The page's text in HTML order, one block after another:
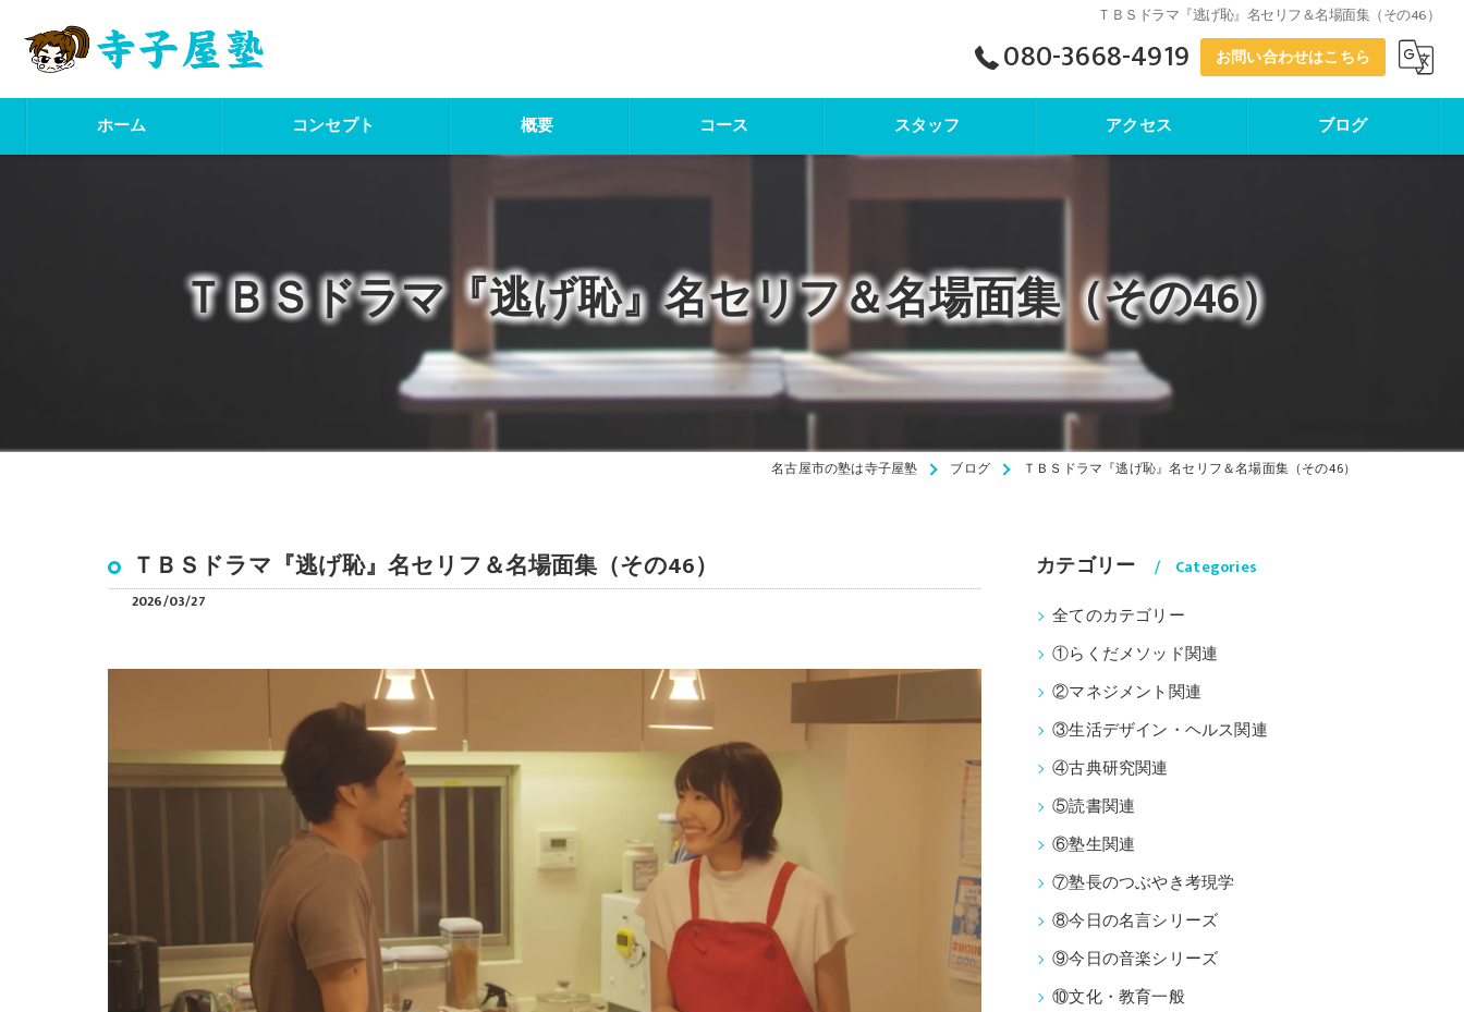
ＴＢＳドラマ『逃げ恥』名セリフ＆名場面集（その46）
080-3668-4919 お問い合わせはこちら
ホーム コンセプト 概要 コース スタッフ アクセス
寺子屋塾
ブログ
ＴＢＳドラマ『逃げ恥』名セリフ＆名場面集（その46）
名古屋市の塾は寺子屋塾 ブログ ＴＢＳドラマ『逃げ恥』名セリフ＆名場面集（その46）
ＴＢＳドラマ『逃げ恥』名セリフ＆名場面集（その46）
2026/03/27
カテゴリー Categories
全てのカテゴリー
①らくだメソッド関連
②マネジメント関連
③生活デザイン・ヘルス関連
④古典研究関連
⑤読書関連
⑥塾生関連
⑦塾長のつぶやき考現学
⑧今日の名言シリーズ
⑨今日の音楽シリーズ
⑩文化・教育一般